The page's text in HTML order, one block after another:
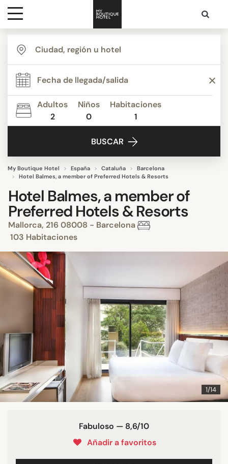
Destinos
Inspiración
Contacto
Adultos
2
Niños
0
Habitaciones
1
BUSCAR
My Boutique Hotel España Cataluña
Barcelona
Hotel Balmes, a member of Preferred Hotels & Resorts
Hotel Balmes, a member of
Preferred Hotels & Resorts
Mallorca, 216 08008 - Barcelona
103 Habitaciones
1/14
Fabuloso — 8,6/10
Añadir a favoritos